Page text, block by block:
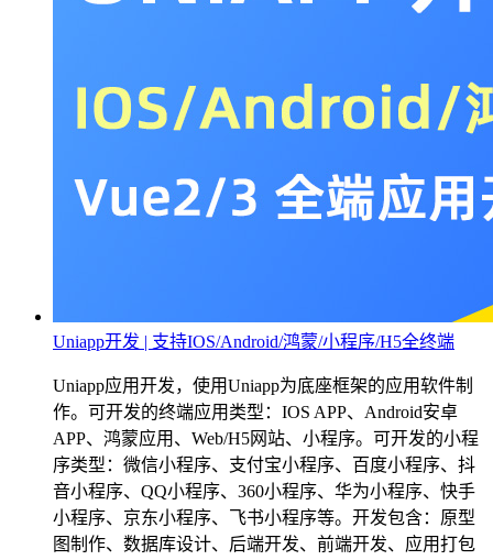
Uniapp开发 | 支持IOS/Android/鸿蒙/小程序/H5全终端
Uniapp应用开发，使用Uniapp为底座框架的应用软件制
作。可开发的终端应用类型：IOS APP、Android安卓
APP、鸿蒙应用、Web/H5网站、小程序。可开发的小程
序类型：微信小程序、支付宝小程序、百度小程序、抖
音小程序、QQ小程序、360小程序、华为小程序、快手
小程序、京东小程序、飞书小程序等。开发包含：原型
图制作、数据库设计、后端开发、前端开发、应用打包